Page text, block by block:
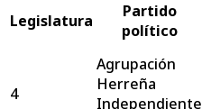
Legislatura
Partido
político
4
Agrupación
Herreña
Independiente